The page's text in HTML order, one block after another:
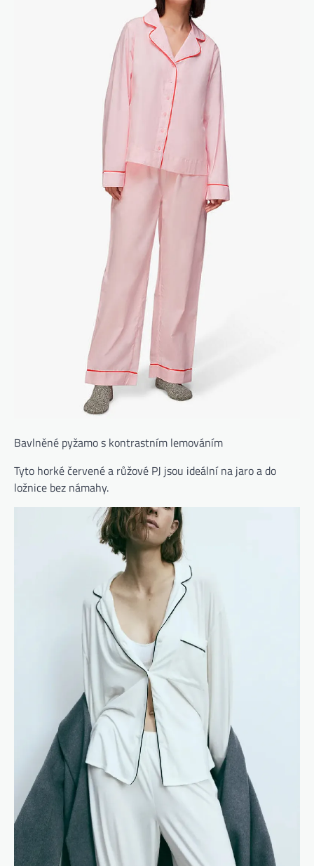
Bavlněné pyžamo s kontrastním lemováním
Tyto horké červené a růžové PJ jsou ideální na jaro a do
ložnice bez námahy.